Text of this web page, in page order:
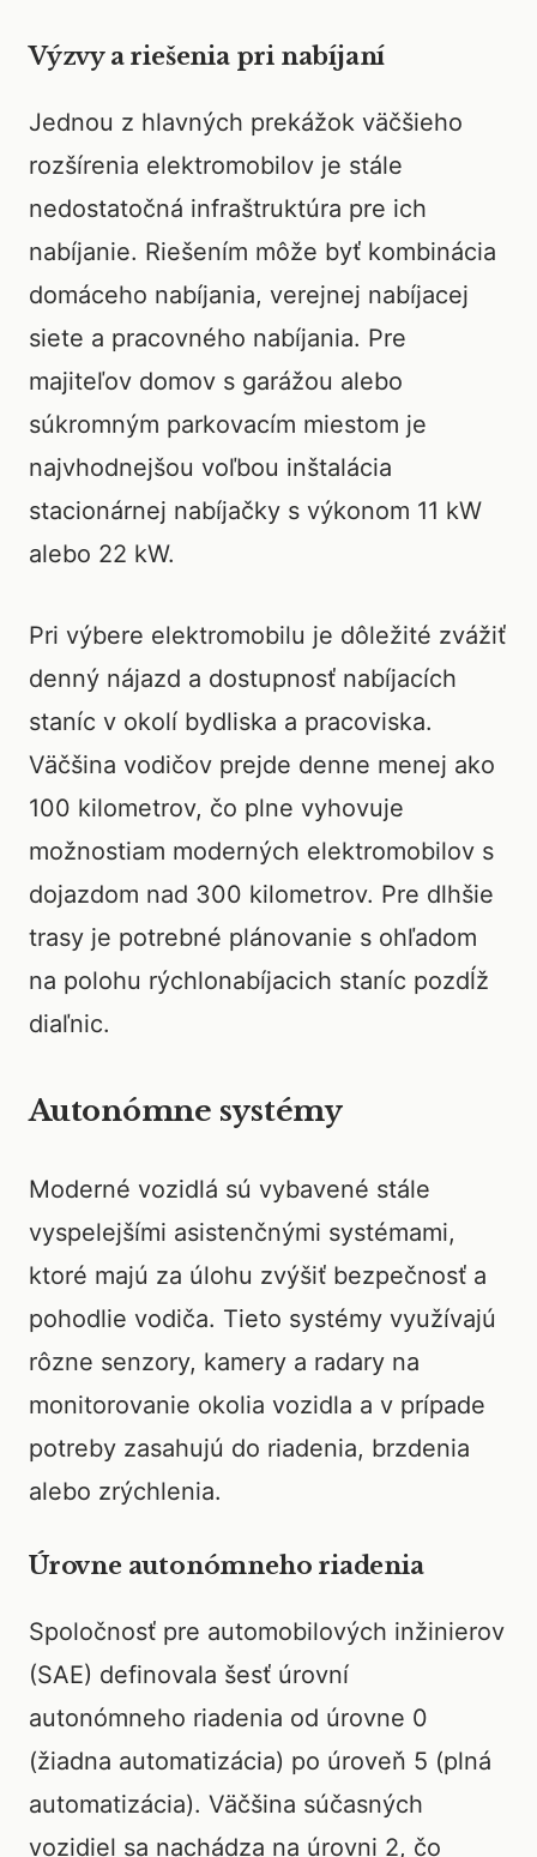
Výzvy a riešenia pri nabíjaní
Jednou z hlavných prekážok väčšieho
rozšírenia elektromobilov je stále
nedostatočná infraštruktúra pre ich
nabíjanie. Riešením môže byť kombinácia
domáceho nabíjania, verejnej nabíjacej
siete a pracovného nabíjania. Pre
majiteľov domov s garážou alebo
súkromným parkovacím miestom je
najvhodnejšou voľbou inštalácia
stacionárnej nabíjačky s výkonom 11 kW
alebo 22 kW.
Pri výbere elektromobilu je dôležité zvážiť
denný nájazd a dostupnosť nabíjacích
staníc v okolí bydliska a pracoviska.
Väčšina vodičov prejde denne menej ako
100 kilometrov, čo plne vyhovuje
možnostiam moderných elektromobilov s
dojazdom nad 300 kilometrov. Pre dlhšie
trasy je potrebné plánovanie s ohľadom
na polohu rýchlonabíjacich staníc pozdĺž
diaľnic.
Autonómne systémy
Moderné vozidlá sú vybavené stále
vyspelejšími asistenčnými systémami,
ktoré majú za úlohu zvýšiť bezpečnosť a
pohodlie vodiča. Tieto systémy využívajú
rôzne senzory, kamery a radary na
monitorovanie okolia vozidla a v prípade
potreby zasahujú do riadenia, brzdenia
alebo zrýchlenia.
Úrovne autonómneho riadenia
Spoločnosť pre automobilových inžinierov
(SAE) definovala šesť úrovní
autonómneho riadenia od úrovne 0
(žiadna automatizácia) po úroveň 5 (plná
automatizácia). Väčšina súčasných
vozidiel sa nachádza na úrovni 2, čo